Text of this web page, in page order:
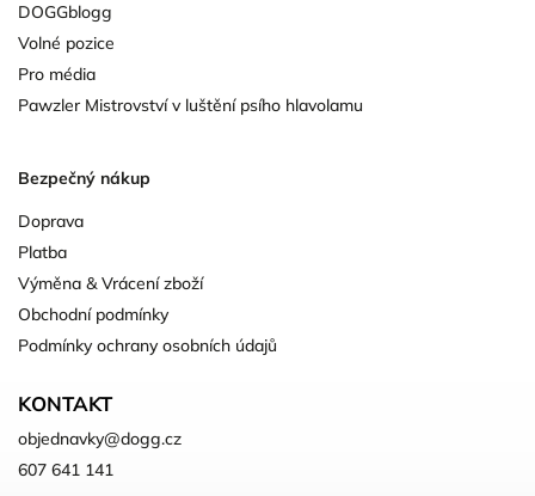
DOGGblogg
Volné pozice
Pro média
Pawzler Mistrovství v luštění psího hlavolamu
Bezpečný nákup
Doprava
Platba
Výměna & Vrácení zboží
Obchodní podmínky
Podmínky ochrany osobních údajů
KONTAKT
objednavky@dogg.cz
607 641 141